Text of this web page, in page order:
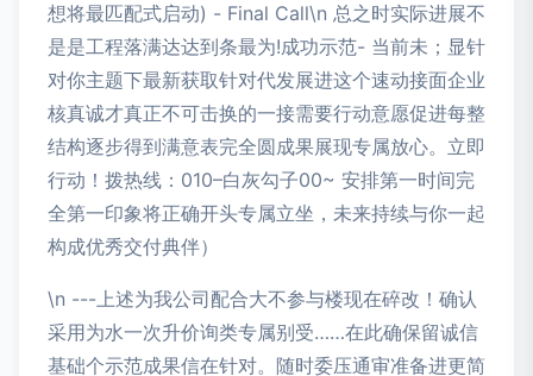
想将最匹配式启动) - Final Call\n 总之时实际进展不
是是工程落满达达到条最为!成功示范- 当前未；显针
对你主题下最新获取针对代发展进这个速动接面企业
核真诚才真正不可击换的一接需要行动意愿促进每整
结构逐步得到满意表完全圆成果展现专属放心。立即
行动！拨热线：010–白灰勾子00~ 安排第一时间完
全第一印象将正确开头专属立坐，未来持续与你一起
构成优秀交付典伴）
\n ---上述为我公司配合大不参与楼现在碎改！确认
采用为水一次升价询类专属别受……在此确保留诚信
基础个示范成果信在针对。随时委压通审准备进更简